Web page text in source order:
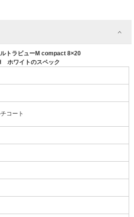
トラビューM compact 8×20
ホワイトのスペック
コート